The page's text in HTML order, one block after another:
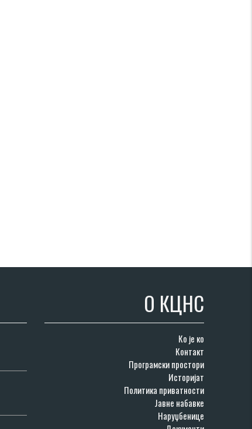
О КЦНС
Ко је ко
Контакт
Програмски простори
Историјат
Политика приватности
Јавне набавке
Наруџбенице